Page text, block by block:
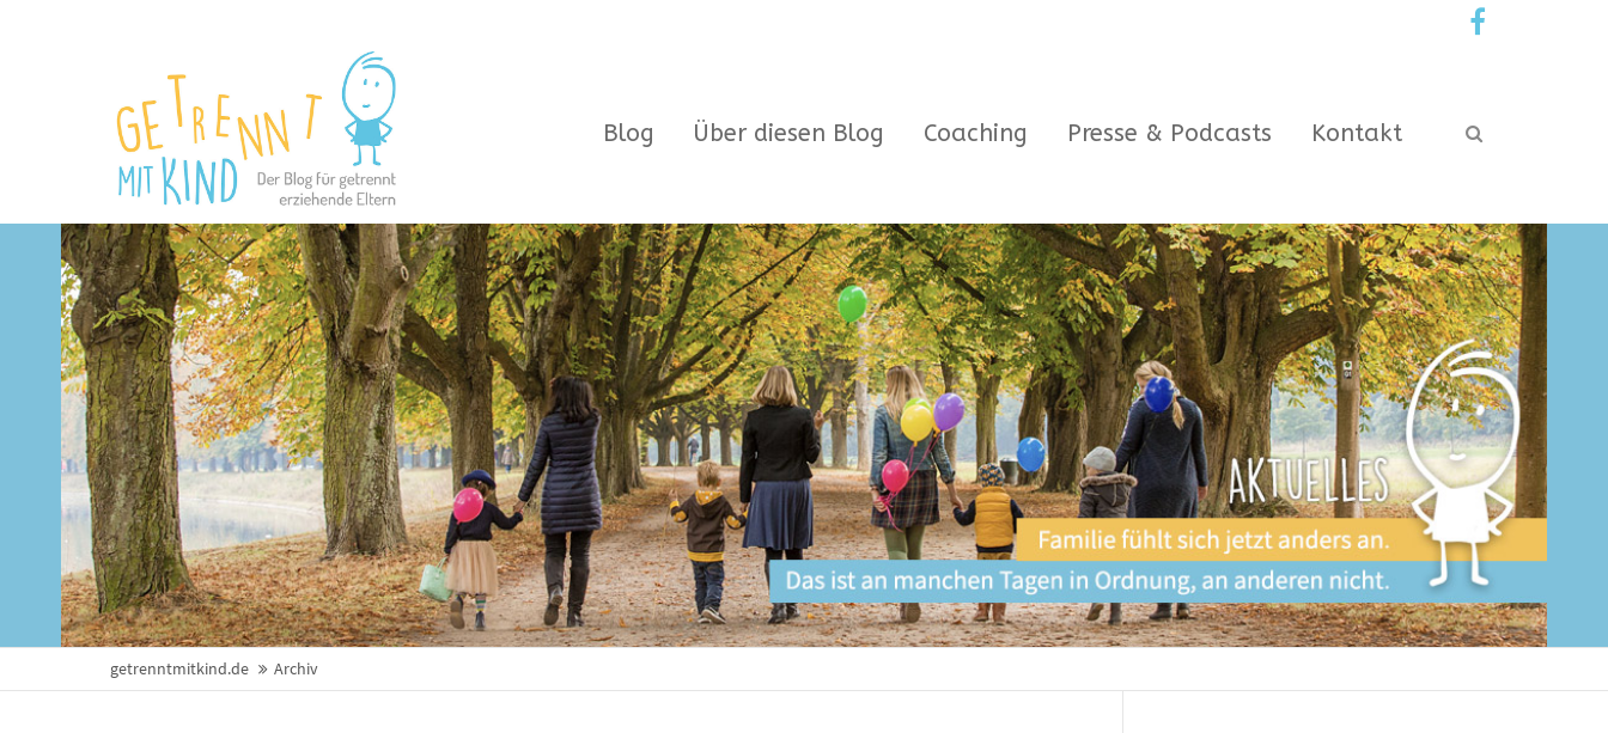
Blog Über diesen Blog Coaching Presse & Podcasts Kontakt
getrenntmitkind.de Archiv